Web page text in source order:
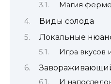
Магия
Виды солода
Локальные
Игра вкусов